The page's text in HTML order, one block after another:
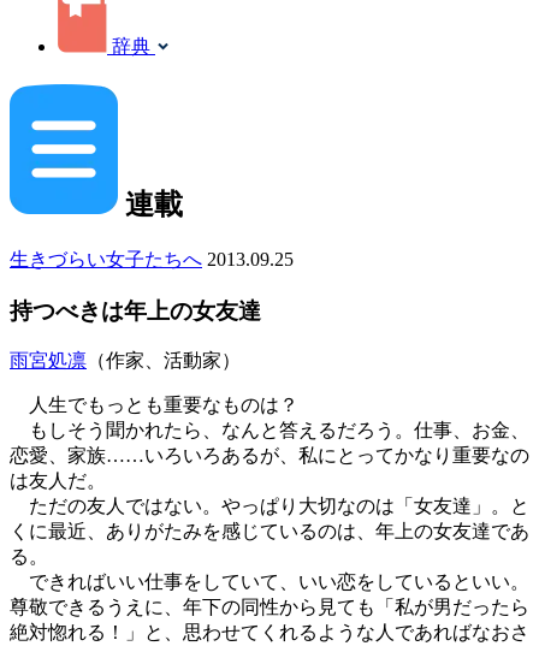
辞典
連載
生きづらい女子たちへ 2013.09.25
持つべきは年上の女友達
雨宮処凛 （作家、活動家）
人生でもっとも重要なものは？
もしそう聞かれたら、なんと答えるだろう。仕事、お金、
恋愛、家族……いろいろあるが、私にとってかなり重要なの
は友人だ。
ただの友人ではない。やっぱり大切なのは「女友達」。と
くに最近、ありがたみを感じているのは、年上の女友達であ
る。
できればいい仕事をしていて、いい恋をしているといい。
尊敬できるうえに、年下の同性から見ても「私が男だったら
絶対惚れる！」と、思わせてくれるような人であればなおさ